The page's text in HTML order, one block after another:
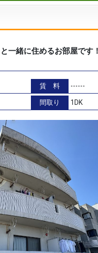
一緒に住めるお部屋です
賃 料 ------
間取り 1DK